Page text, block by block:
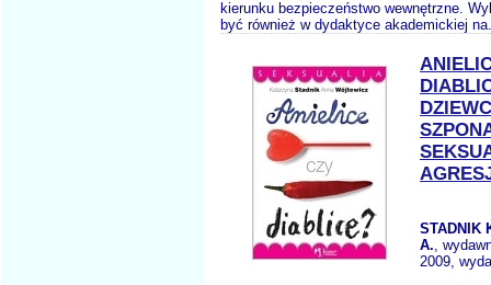
kierunku bezpieczeństwo wewnętrzne.
być również w dydaktyce akademickiej
STADNIK
A.,
2009,